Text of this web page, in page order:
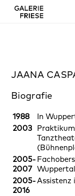
JAANA
Biografie
1988
In
2003
2005-
2007 Wuppertal
2005-
2016
Assistenz